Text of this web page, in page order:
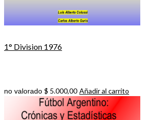
1° Division 1976
no valorado $ 5.000,00 Añadir al carrito